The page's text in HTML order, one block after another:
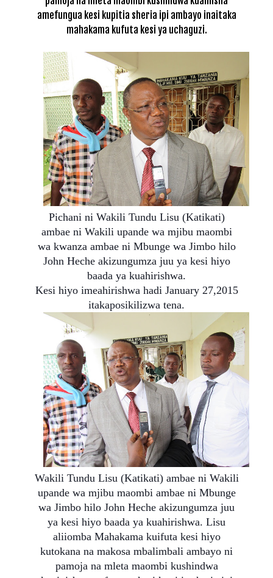
amefungua kesi kupitia sheria ipi ambayo inaitaka
mahakama kufuta kesi ya uchaguzi.
Pichani ni Wakili Tundu Lisu (Katikati)
ambae ni Wakili upande wa mjibu maombi
wa kwanza ambae ni Mbunge wa Jimbo hilo
John Heche akizungumza juu ya kesi hiyo
baada ya kuahirishwa.
Kesi hiyo imeahirishwa hadi January 27,2015
itakaposikilizwa tena.
Wakili Tundu Lisu (Katikati) ambae ni Wakili
upande wa mjibu maombi ambae ni Mbunge
wa Jimbo hilo John Heche akizungumza juu
ya kesi hiyo baada ya kuahirishwa. Lisu
aliiomba Mahakama kuifuta kesi hiyo
kutokana na makosa mbalimbali ambayo ni
pamoja na mleta maombi kushindwa